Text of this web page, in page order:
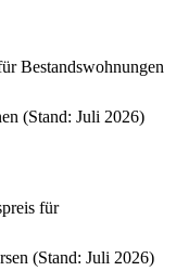
Bestandswohnungen
(Stand: Juli 2026)
für
(Stand: Juli 2026)